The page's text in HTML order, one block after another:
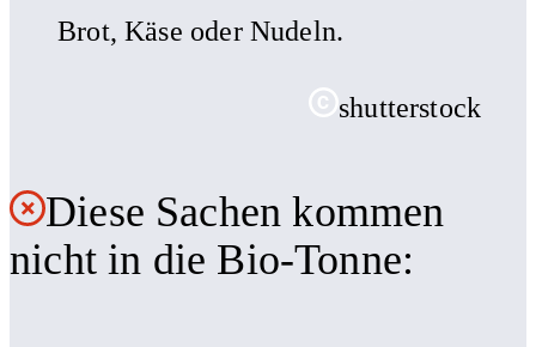
Brot, Käse oder Nudeln.
shutterstock
Diese Sachen kommen
nicht in die Bio-Tonne: